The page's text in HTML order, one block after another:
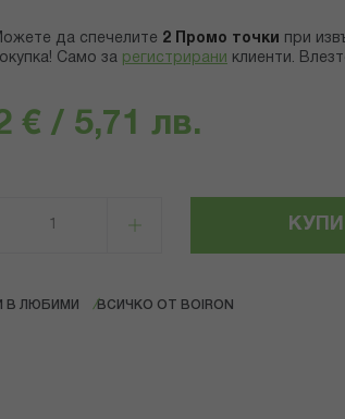
да спечелите 2 Промо точки
при
Само за регистрирани клиенти.
€ / 5,71 лв.
КУПИ
В ЛЮБИМИ ВСИЧКО ОТ BOIRON